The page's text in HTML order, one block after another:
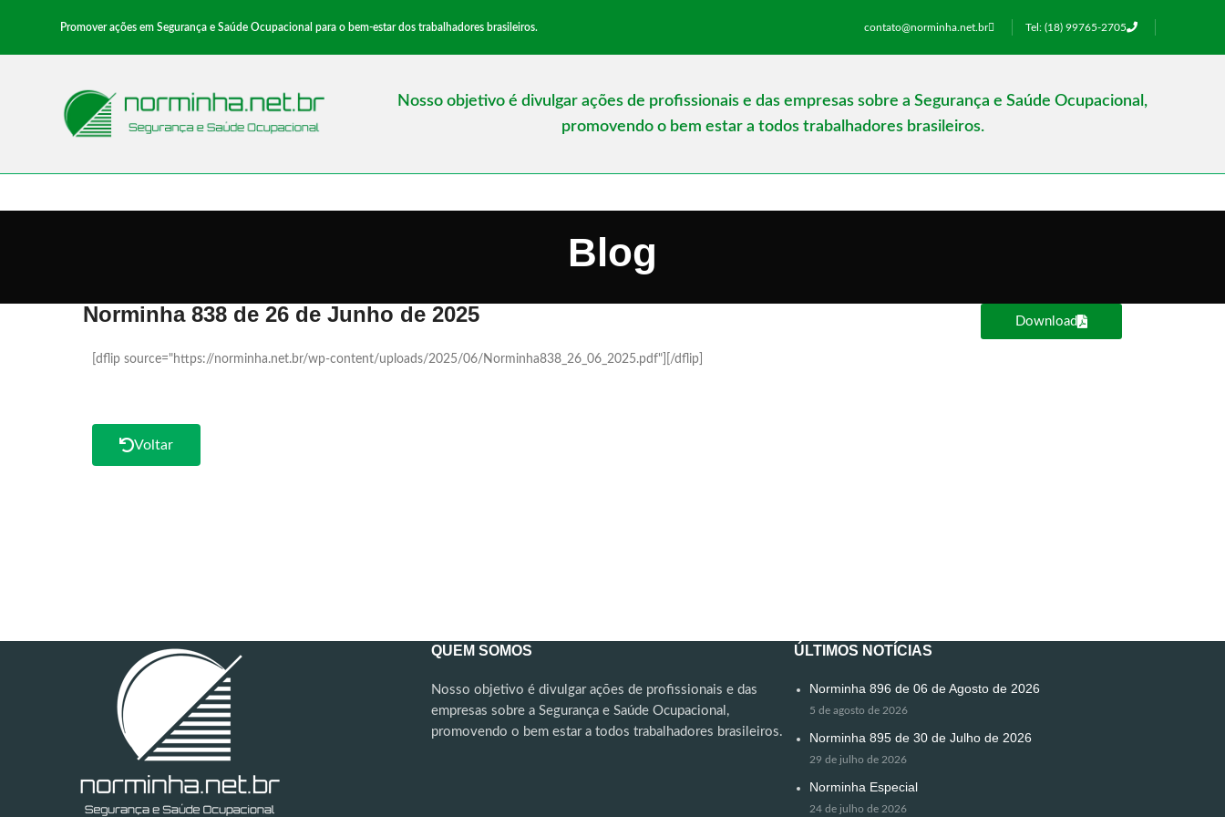
Promover ações em Segurança e Saúde Ocupacional para o bem-estar dos trabalhadores brasileiros. contato@norminha.net.br Tel: (18) 99765-2705
Nosso objetivo é divulgar ações de profissionais e das empresas sobre a Segurança e Saúde Ocupacional,
promovendo o bem estar a todos trabalhadores brasileiros.
Blog
Norminha 838 de 26 de Junho de 2025 Download
[dflip source="https://norminha.net.br/wp-content/uploads/2025/06/Norminha838_26_06_2025.pdf"][/dflip]
Voltar
QUEM SOMOS
Nosso objetivo é divulgar ações de profissionais e das
empresas sobre a Segurança e Saúde Ocupacional,
promovendo o bem estar a todos trabalhadores brasileiros.
ÚLTIMOS NOTÍCIAS
Norminha 896 de 06 de Agosto de 2026
5 de agosto de 2026
Norminha 895 de 30 de Julho de 2026
29 de julho de 2026
Norminha Especial
24 de julho de 2026